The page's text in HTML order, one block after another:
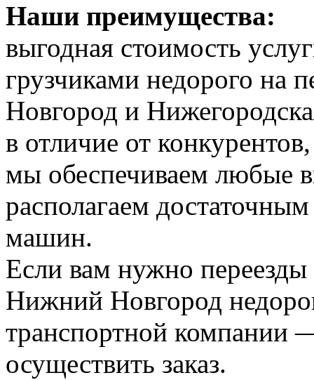
Наши преимущества:
выгодная стоимость
грузчиками недорого на
Новгород и
в отличие от
мы обеспечиваем любые
располагаем
машин.
Если вам нужно переезды
Нижний Новгород
транспортной компании
осуществить заказ.